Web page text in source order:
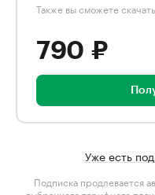
Также вы сможете
790 ₽
Уже есть
Подписка продлевается